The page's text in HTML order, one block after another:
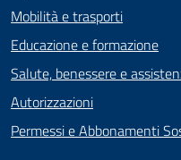
Mobilità e trasporti
Educazione e formazione
Salute, benessere e
Autorizzazioni
Permessi e Abbonamenti